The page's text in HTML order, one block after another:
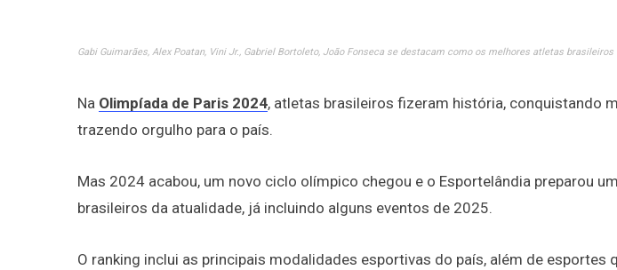
Gabi Guimarães, Alex Poatan, Vini Jr., Gabriel Bortoleto, João Fonseca se destacam como os melhores atletas
Na Olimpíada de Paris 2024, atletas brasileiros fizeram história, conquistando
trazendo orgulho para o país.
Mas 2024 acabou, um novo ciclo olímpico chegou e o Esportelândia preparou
brasileiros da atualidade, já incluindo alguns eventos de 2025.
O ranking inclui as principais modalidades esportivas do país, além de esportes